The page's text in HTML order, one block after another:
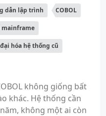
dẫn lập trình COBOL
mainframe
hóa hệ thống cũ
không giống bất
khác. Hệ thống cần
không một ai còn